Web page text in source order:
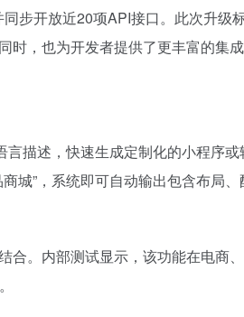
步开放近20项API接口。此次升级
时，也为开发者提供了更丰富的集
言描述，快速生成定制化的小程序或
城”，系统即可自动输出包含布局、
合。内部测试显示，该功能在电商